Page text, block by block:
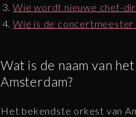
Wie wordt nieuwe chef-
Wie is de
Wat is de naam van
Amsterdam?
Het bekendste orkest van